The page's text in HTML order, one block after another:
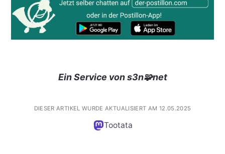
Ein Service von s3n🧩net
DIESER ARTIKEL WURDE AKTUALISIERT AM 12.05.2025
Tootata